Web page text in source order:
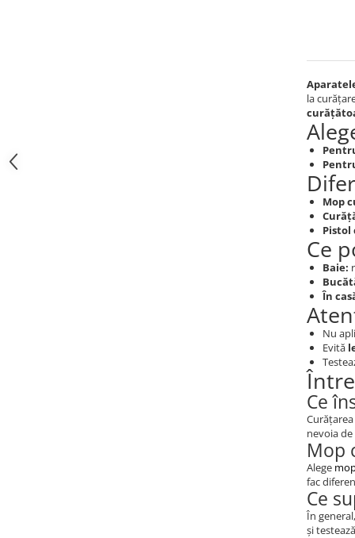
la
Mop
Pistol
Ce
Baie:
În
Nu
Evită
Ce
nevoia
Mop
Alege
fac
Ce
În
și